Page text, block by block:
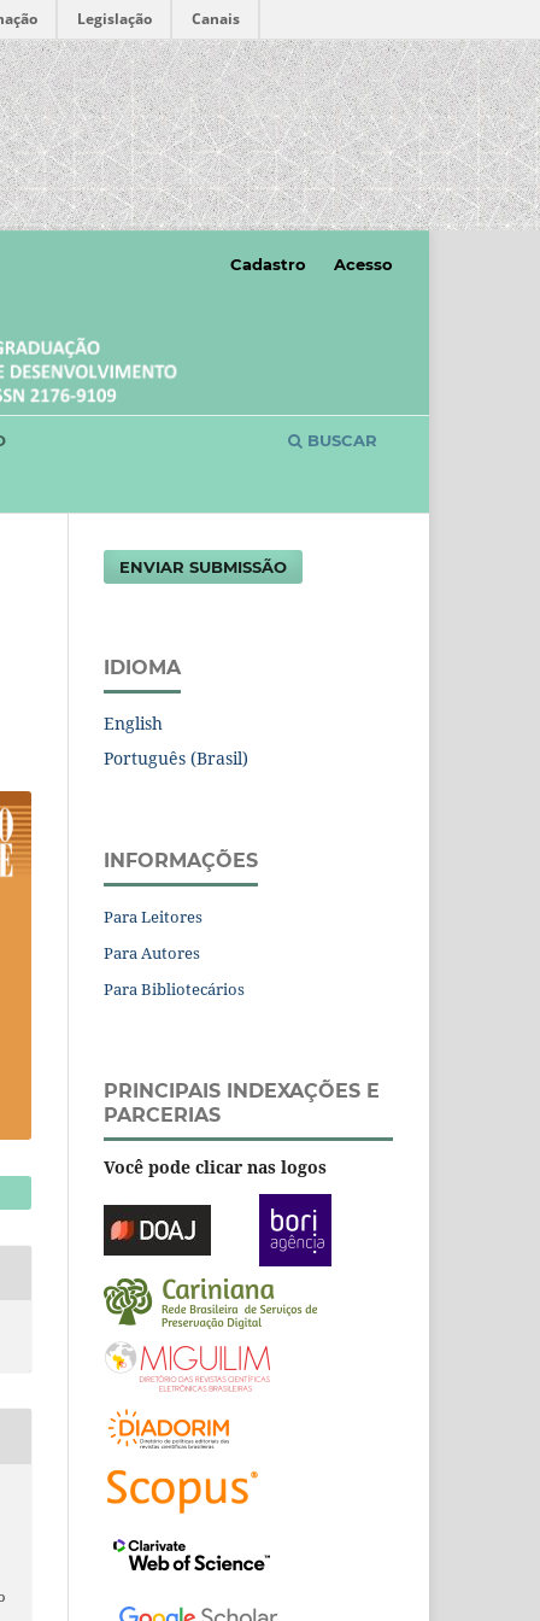
Legislação Canais
BUSCAR
Cadastro Acesso
ENVIAR SUBMISSÃO
IDIOMA
English
Português (Brasil)
INFORMAÇÕES
Para Leitores
Para Autores
Para Bibliotecários
PRINCIPAIS INDEXAÇÕES E
PARCERIAS
Você pode clicar nas logos